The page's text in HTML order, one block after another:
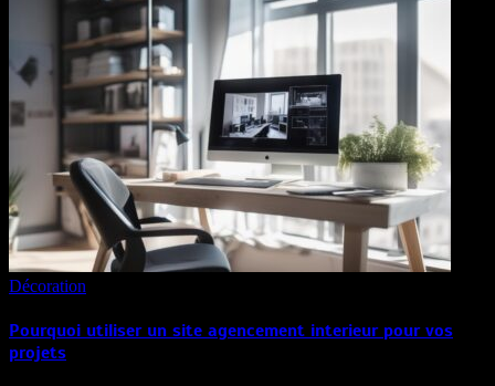
Décoration
Pourquoi utiliser un site agencement interieur pour vos
projets